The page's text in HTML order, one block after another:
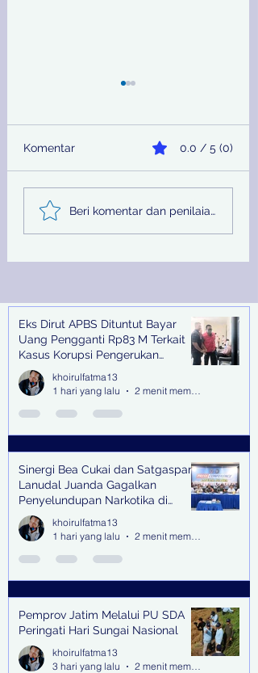
Sinergi Bea Cukai dan
Satgaspam Lanudal
Juanda Gagalkan
Komentar 0.0 / 5 (0)
Beri komentar dan penilaian...
Recent Posts
Eks Dirut APBS Dituntut Bayar
Uang Pengganti Rp83 M Terkait
Kasus Korupsi Pengerukan
Tanjung Perak
khoirulfatma13
1 hari yang lalu
2 menit membaca
Sinergi Bea Cukai dan Satgaspam
Lanudal Juanda Gagalkan
Penyelundupan Narkotika di
Bandara Juanda
khoirulfatma13
1 hari yang lalu
2 menit membaca
Pemprov Jatim Melalui PU SDA
Peringati Hari Sungai Nasional
khoirulfatma13
3 hari yang lalu
2 menit membaca